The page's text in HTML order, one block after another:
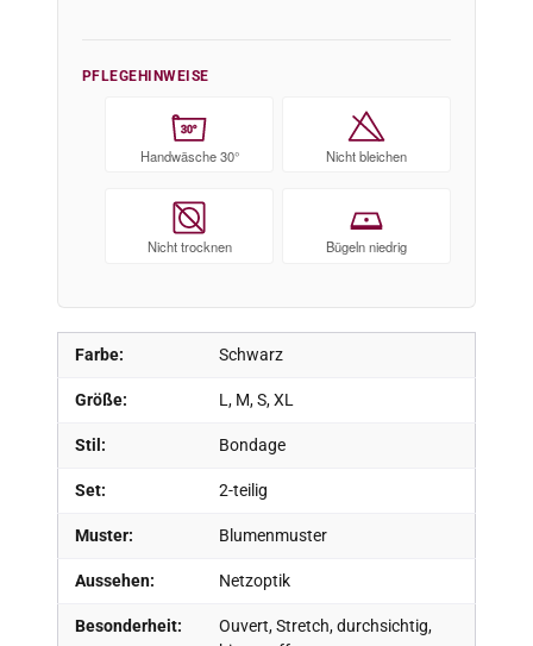
Farbe: Schwarz
Größe: L, M, S, XL
Stil: Bondage
Set: 2-teilig
Muster: Blumenmuster
Aussehen: Netzoptik
Besonderheit:
Ouvert, Stretch, durchsichtig,
PFLEGEHINWEISE
30°
Handwäsche 30° Nicht bleichen
Nicht trocknen Bügeln niedrig